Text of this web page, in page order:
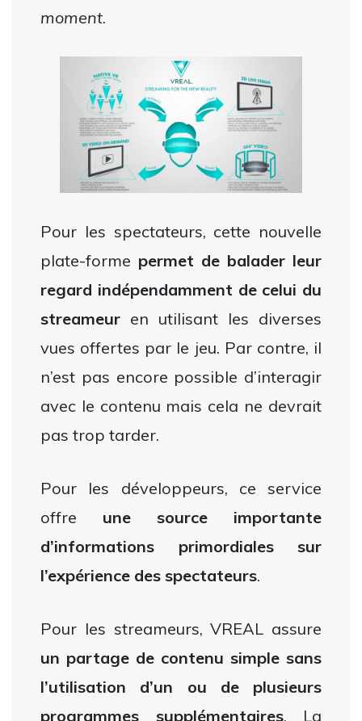
moment.
Pour les spectateurs, cette nouvelle
plate-forme permet de balader leur
regard indépendamment de celui du
streameur en utilisant les diverses
vues offertes par le jeu. Par contre, il
n’est pas encore possible d’interagir
avec le contenu mais cela ne devrait
pas trop tarder.
Pour les développeurs, ce service
offre une source importante
d’informations primordiales sur
l’expérience des spectateurs.
Pour les streameurs, VREAL assure
un partage de contenu simple sans
l’utilisation d’un ou de plusieurs
programmes supplémentaires. La